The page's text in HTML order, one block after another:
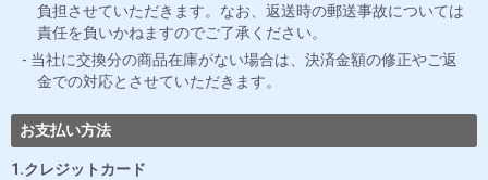
負担させていただきます。なお、返送時の郵送事故については
責任を負いかねますのでご了承ください。
当社に交換分の商品在庫がない場合は、決済金額の修正やご返
金での対応とさせていただきます。
お支払い方法
1.クレジットカード